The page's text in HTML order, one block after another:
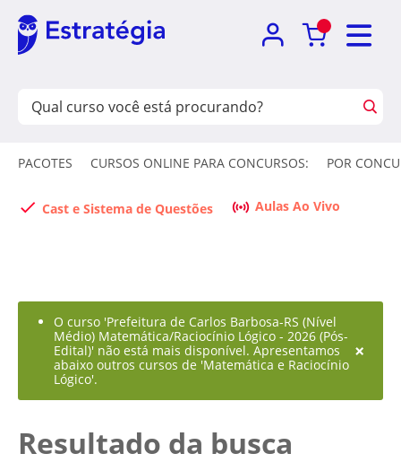
PACOTES CURSOS ONLINE PARA CONCURSOS: POR
Cast e Sistema de Questões Aulas Ao Vivo
O curso 'Prefeitura de Carlos Barbosa-RS (Nível
Médio) Matemática/Raciocínio Lógico - 2026 (Pós-
Edital)' não está mais disponível. Apresentamos
abaixo outros cursos de 'Matemática e Raciocínio
Lógico'.
×
Resultado da busca